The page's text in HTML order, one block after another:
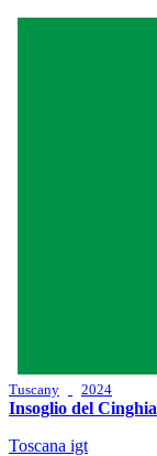
Tuscany 2024
Insoglio del
Toscana igt